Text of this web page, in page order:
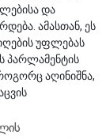
და
ამასთან, ეს
უფლებას
პარლამენტის
აღინიშნა,